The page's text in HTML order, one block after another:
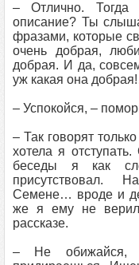
– Отлично.
описание? Ты
фразами, которые
очень добрая,
добрая. И да,
уж какая она
– Успокойся, –
– Так говорят
хотела я
беседы я как
присутствовал.
Семене… вроде и
же я ему не
рассказе.
– Не обижайся,